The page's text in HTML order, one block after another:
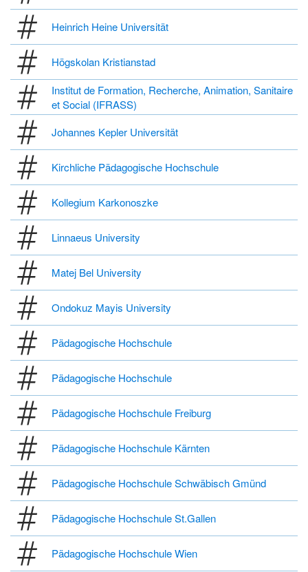
Heinrich Heine Universität
Högskolan Kristianstad
Institut de Formation, Recherche, Animation, Sanitaire
et Social (IFRASS)
Johannes Kepler Universität
Kirchliche Pädagogische Hochschule
Kollegium Karkonoszke
Linnaeus University
Matej Bel University
Ondokuz Mayis University
Pädagogische Hochschule
Pädagogische Hochschule
Pädagogische Hochschule Freiburg
Pädagogische Hochschule Kärnten
Pädagogische Hochschule Schwäbisch Gmünd
Pädagogische Hochschule St.Gallen
Pädagogische Hochschule Wien